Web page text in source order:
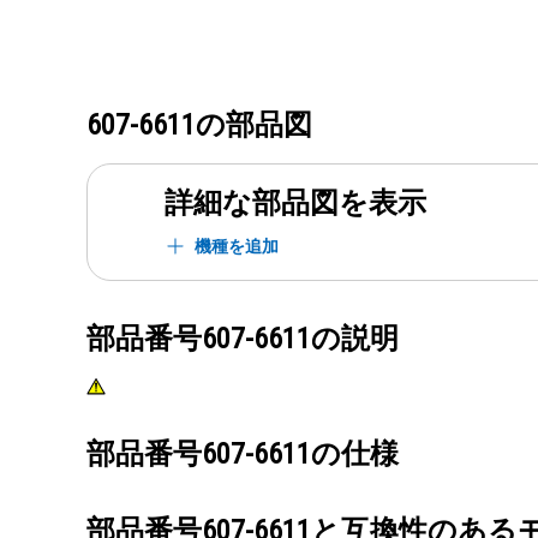
607-6611 の部品図
詳細な部品図を表示
機種を追加
部品番号607-6611 の説明
部品番号607-6611 の仕様
部品番号607-6611 と互換性のある